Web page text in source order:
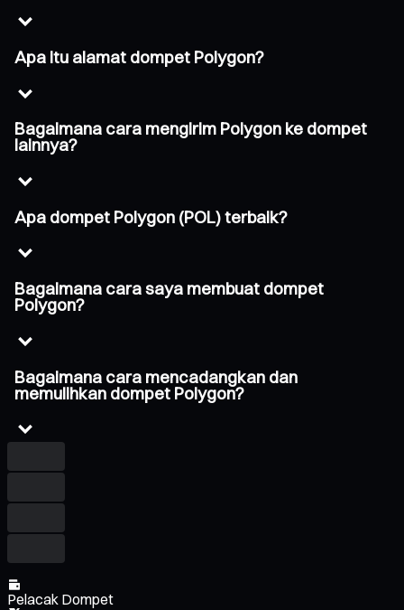
Apa itu alamat dompet Polygon?
Bagaimana cara mengirim Polygon ke dompet
lainnya?
Apa dompet Polygon (POL) terbaik?
Bagaimana cara saya membuat dompet
Polygon?
Bagaimana cara mencadangkan dan
memulihkan dompet Polygon?
Pelacak Dompet